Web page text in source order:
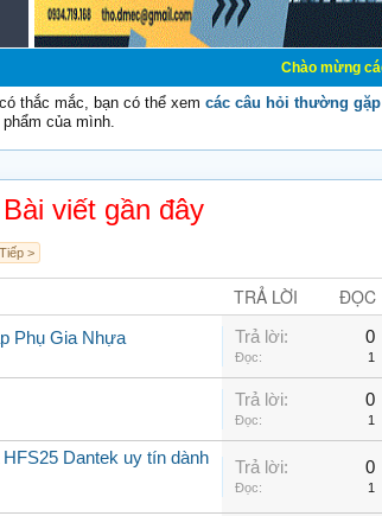
Chào mừng các bạn đến
thắc mắc, bạn có thể xem các câu hỏi thường gặp
của mình.
Bài viết gần đây
Tiếp >
TRẢ LỜI ĐỌC
Phụ Gia Nhựa Trả lời: 0
Đọc: 1
Trả lời: 0
Đọc: 1
Dantek uy tín dành
Trả lời: 0
Đọc: 1